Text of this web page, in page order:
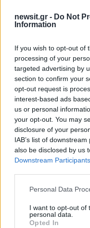
newsit.gr - Do Not
Information
If you wish to opt-out of
processing of your
targeted advertising by
section to confirm your
opt-out request is
interest-based ads
us or personal
your opt-out. You may
disclosure of your
IAB’s list of
also be disclosed by us
Downstream Participants
Please note that this
not limited to your visit
grant or deny consent
Personal Data
I want to opt-out of
personal data.
Opted In
Όροι Χρήσης
. Το site
Πολιτική Απορρήτου&
ΓΙΟΡΤΗ
Ακολουθήστε το
τελευταία νέατης